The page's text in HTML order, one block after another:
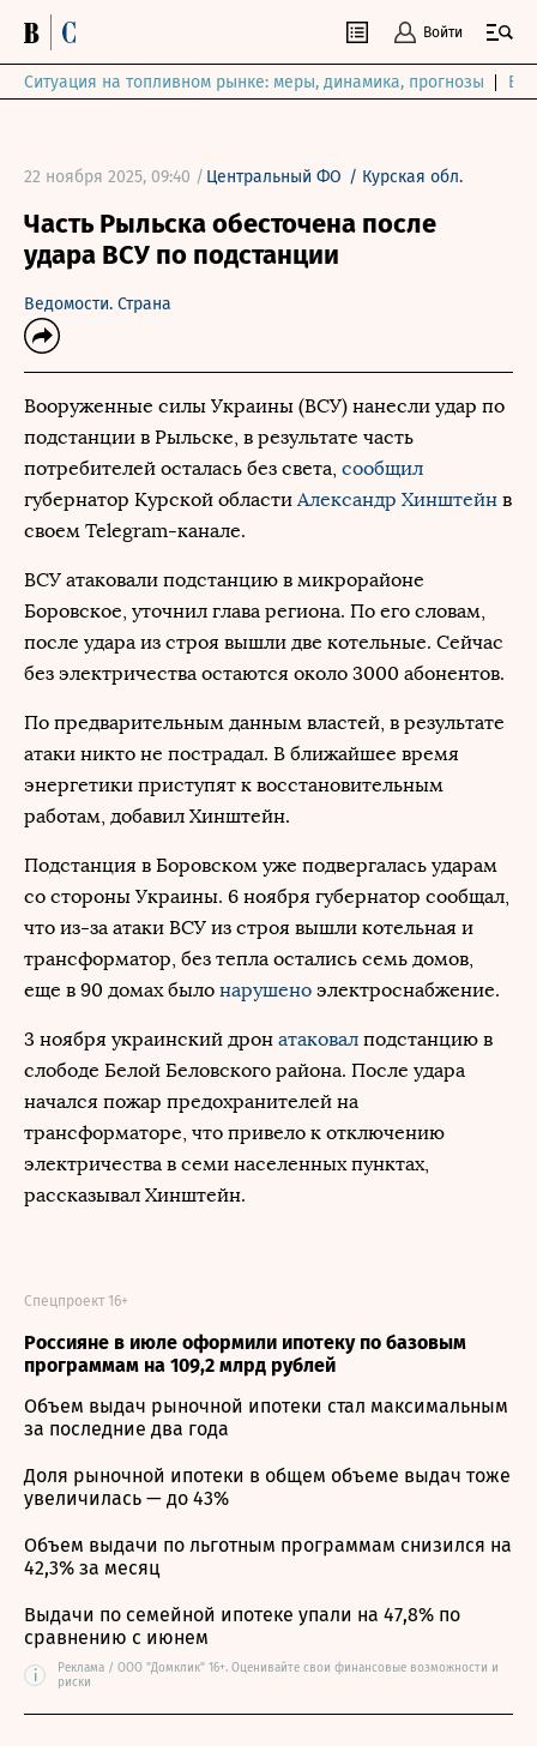
Войти
Ситуация на топливном рынке: меры, динамика, прогнозы
22 ноября 2025, 09:40 / Центральный ФО / Курская обл.
Часть Рыльска обесточена после
удара ВСУ по подстанции
Ведомости. Страна
Вооруженные силы Украины (ВСУ) нанесли удар по
подстанции в Рыльске, в результате часть
потребителей осталась без света, сообщил
губернатор Курской области Александр Хинштейн в
своем Telegram-канале.
ВСУ атаковали подстанцию в микрорайоне
Боровское, уточнил глава региона. По его словам,
после удара из строя вышли две котельные. Сейчас
без электричества остаются около 3000 абонентов.
По предварительным данным властей, в результате
атаки никто не пострадал. В ближайшее время
энергетики приступят к восстановительным
работам, добавил Хинштейн.
Подстанция в Боровском уже подвергалась ударам
со стороны Украины. 6 ноября губернатор сообщал,
что из-за атаки ВСУ из строя вышли котельная и
трансформатор, без тепла остались семь домов,
еще в 90 домах было нарушено электроснабжение.
3 ноября украинский дрон атаковал подстанцию в
слободе Белой Беловского района. После удара
начался пожар предохранителей на
трансформаторе, что привело к отключению
электричества в семи населенных пунктах,
рассказывал Хинштейн.
Россияне в июле оформили ипотеку по базовым
программам на 109,2 млрд рублей
Спецпроект 16+
Объем выдач рыночной ипотеки стал максимальным
за последние два года
Доля рыночной ипотеки в общем объеме выдач тоже
увеличилась — до 43%
Объем выдачи по льготным программам снизился на
42,3% за месяц
Выдачи по семейной ипотеке упали на 47,8% по
сравнению с июнем
i
Реклама / ООО "Домклик" 16+. Оценивайте свои финансовые возможности и
риски